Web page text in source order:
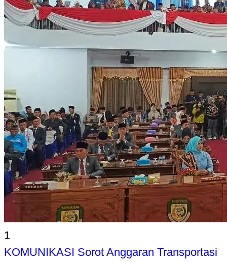
1
KOMUNIKASI Sorot Anggaran Transportasi